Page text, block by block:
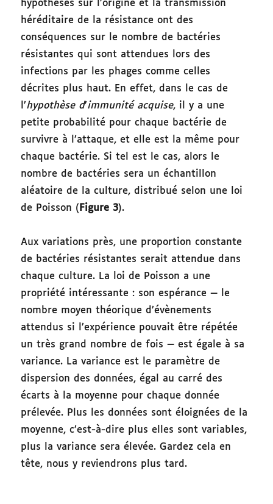
hypothèses sur l’origine et la transmission
héréditaire de la résistance ont des
conséquences sur le nombre de bactéries
résistantes qui sont attendues lors des
infections par les phages comme celles
décrites plus haut. En effet, dans le cas de
l’hypothèse d’immunité acquise, il y a une
petite probabilité pour chaque bactérie de
survivre à l’attaque, et elle est la même pour
chaque bactérie. Si tel est le cas, alors le
nombre de bactéries sera un échantillon
aléatoire de la culture, distribué selon une loi
de Poisson (Figure 3).
Aux variations près, une proportion constante
de bactéries résistantes serait attendue dans
chaque culture. La loi de Poisson a une
propriété intéressante : son espérance — le
nombre moyen théorique d’évènements
attendus si l’expérience pouvait être répétée
un très grand nombre de fois — est égale à sa
variance. La variance est le paramètre de
dispersion des données, égal au carré des
écarts à la moyenne pour chaque donnée
prélevée. Plus les données sont éloignées de la
moyenne, c’est-à-dire plus elles sont variables,
plus la variance sera élevée. Gardez cela en
tête, nous y reviendrons plus tard.